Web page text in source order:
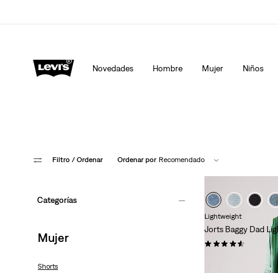
Levi's App. Lo mejor de Levi's ®. A tu medida,
Novedades Hombre Mujer Niños
Filtro / Ordenar Ordenar por Recomendado
Categorías
Mujer
Shorts
Lightweight
Jorts Baggy Dad